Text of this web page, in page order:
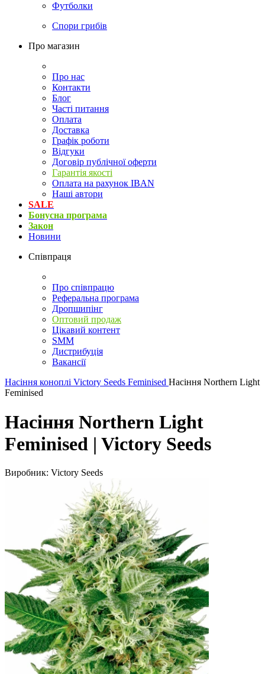
Футболки
Спори грибів
Про магазин
Про нас
Контакти
Блог
Часті питання
Оплата
Доставка
Графік роботи
Відгуки
Договір публічної оферти
Гарантія якості
Оплата на рахунок IBAN
Наші автори
SALE
Бонусна програма
Закон
Новини
Співпраця
Про співпрацю
Реферальна програма
Дропшипінг
Оптовий продаж
Цікавий контент
SMM
Дистрибуція
Вакансії
Насіння коноплі Victory Seeds Feminised Насіння Northern Light
Feminised
Насіння Northern Light
Feminised | Victory Seeds
Виробник: Victory Seeds